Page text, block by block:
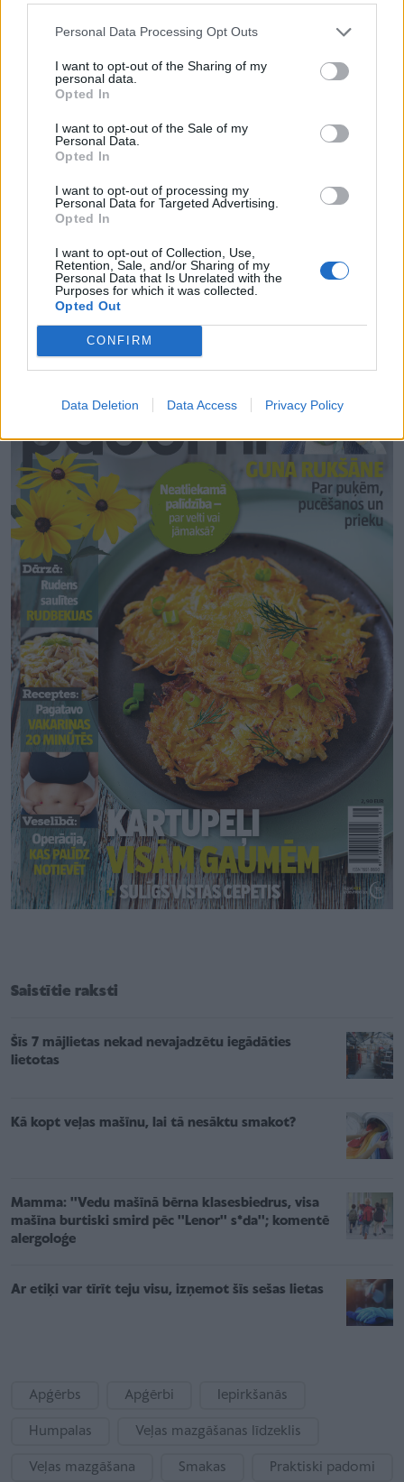
Personal Data Processing Opt Outs
I want to opt-out of the Sharing of my
personal data.
Opted In
I want to opt-out of the Sale of my
Personal Data.
Opted In
I want to opt-out of processing my
Personal Data for Targeted Advertising.
Opted In
I want to opt-out of Collection, Use,
Retention, Sale, and/or Sharing of my
Personal Data that Is Unrelated with the
Purposes for which it was collected.
Opted Out
CONFIRM
Data Deletion Data Access Privacy Policy
piemērota kokvilnas apģērbam un sintētikai. Zīdu
vai kašmiru labāk nesaldēt. Tāpat jāraugās, vai
saldētavā nav atvērtu pārtikas produktu.
Izrādās, arī ožamais spirts ir izcils smaku
ml ožamā spirta un iemērc tajā drēbes pirms
mazgāšanas.
Citus padomus lasi žurnāla “100 labi padomi” jaunajā
numurā, kas pieejams lielākajās preses tirdzniecības
vietās unwww.zurnali.lv
Saistītie raksti
Šīs 7 mājlietas nekad nevajadzētu iegādāties
lietotas
Kā kopt veļas mašīnu, lai tā nesāktu smakot?
Mamma: ''Vedu mašīnā bērna klasesbiedrus, visa
mašīna burtiski smird pēc ''Lenor'' s*da''; komentē
alergoloģe
Ar etiķi var tīrīt teju visu, izņemot šīs sešas lietas
Apģērbs Apģērbi Iepirkšanās
Humpalas Veļas mazgāšanas līdzeklis
Veļas mazgāšana Smakas Praktiski padomi